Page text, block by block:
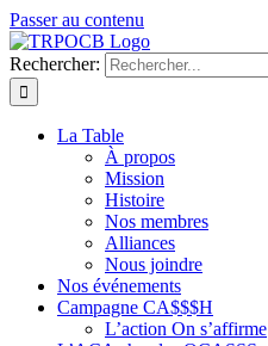
Passer au contenu
Rechercher:
La Table
À propos
Mission
Histoire
Nos membres
Alliances
Nous joindre
Nos événements
Campagne CA$$$H
L’action On s’affirme